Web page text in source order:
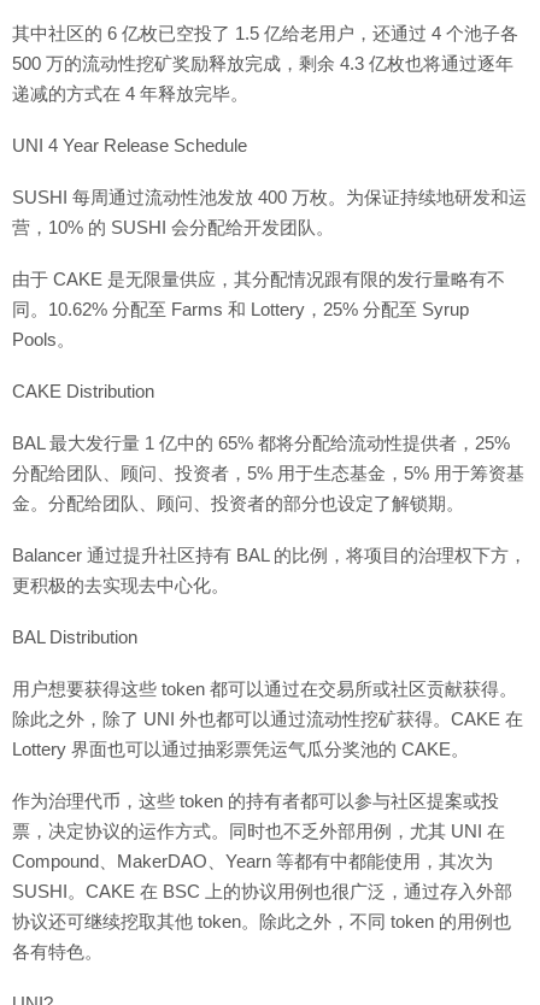
其中社区的 6 亿枚已空投了 1.5 亿给老用户，还通过 4 个池子各
500 万的流动性挖矿奖励释放完成，剩余 4.3 亿枚也将通过逐年
递减的方式在 4 年释放完毕。
UNI 4 Year Release Schedule
SUSHI 每周通过流动性池发放 400 万枚。为保证持续地研发和运
营，10% 的 SUSHI 会分配给开发团队。
由于 CAKE 是无限量供应，其分配情况跟有限的发行量略有不
同。10.62% 分配至 Farms 和 Lottery，25% 分配至 Syrup
Pools。
CAKE Distribution
BAL 最大发行量 1 亿中的 65% 都将分配给流动性提供者，25%
分配给团队、顾问、投资者，5% 用于生态基金，5% 用于筹资基
金。分配给团队、顾问、投资者的部分也设定了解锁期。
Balancer 通过提升社区持有 BAL 的比例，将项目的治理权下方，
更积极的去实现去中心化。
BAL Distribution
用户想要获得这些 token 都可以通过在交易所或社区贡献获得。
除此之外，除了 UNI 外也都可以通过流动性挖矿获得。CAKE 在
Lottery 界面也可以通过抽彩票凭运气瓜分奖池的 CAKE。
作为治理代币，这些 token 的持有者都可以参与社区提案或投
票，决定协议的运作方式。同时也不乏外部用例，尤其 UNI 在
Compound、MakerDAO、Yearn 等都有中都能使用，其次为
SUSHI。CAKE 在 BSC 上的协议用例也很广泛，通过存入外部
协议还可继续挖取其他 token。除此之外，不同 token 的用例也
各有特色。